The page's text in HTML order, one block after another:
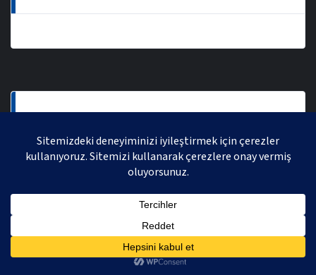
AVRASYA VOLEYBOL LIGI 2021 | AVRASYA SPORTIF FAALIYETLER ORGANIZASYONUDUR,
TÜM HAKLARI SAKLIDIR.